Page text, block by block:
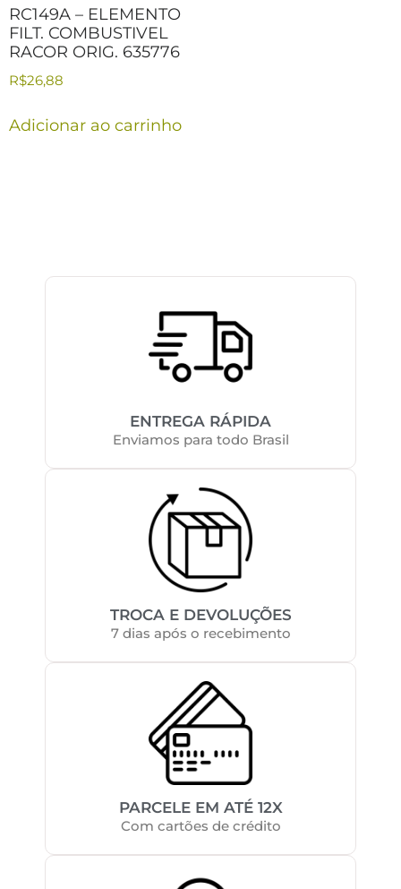
RC149A – ELEMENTO
FILT. COMBUSTIVEL
RACOR ORIG. 635776
R$26,88
Adicionar ao carrinho
ENTREGA RÁPIDA
Enviamos para todo Brasil
TROCA E DEVOLUÇÕES
7 dias após o recebimento
PARCELE EM ATÉ 12X
Com cartões de crédito